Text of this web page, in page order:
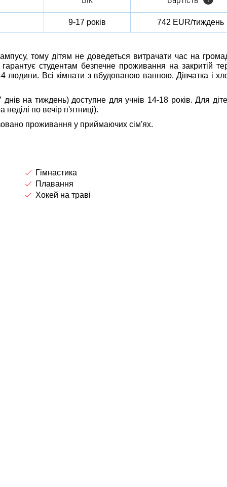
9-17 років 742 EUR/тиждень
тому дітям не доведеться витрачати час на
студентам безпечне проживання на закритій
людини. Всі кімнати з вбудованою ванною. Дівчатка і
на тиждень) доступне для учнів 14-18 років. Для
по вечір п'ятниці).
проживання у приймаючих сім'ях.
Гімнастика
Плавання
Хокей на траві